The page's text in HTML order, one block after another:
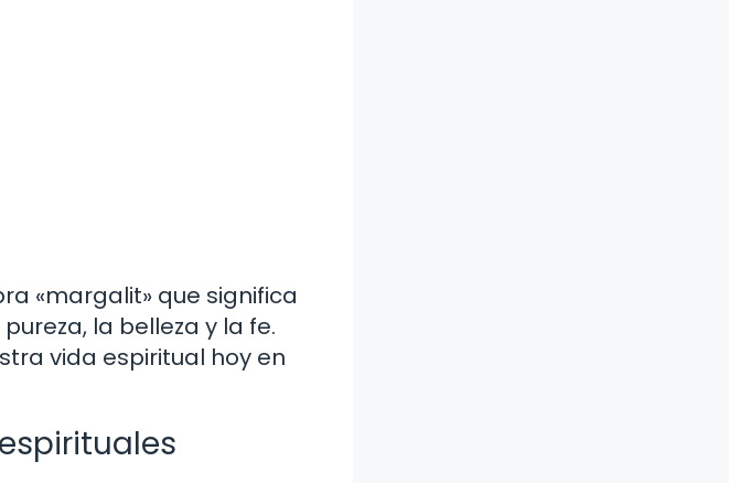
«margalit» que significa
la belleza y la fe.
vida espiritual hoy en